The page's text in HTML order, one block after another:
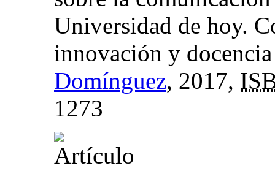
Universidad de hoy.
innovación y docencia
Domínguez, 2017,
1273